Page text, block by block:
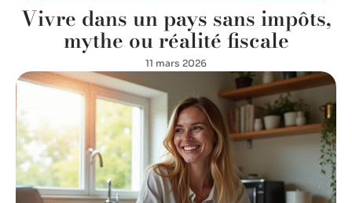
Vivre dans un pays sans impôts,
mythe ou réalité fiscale
11 mars 2026